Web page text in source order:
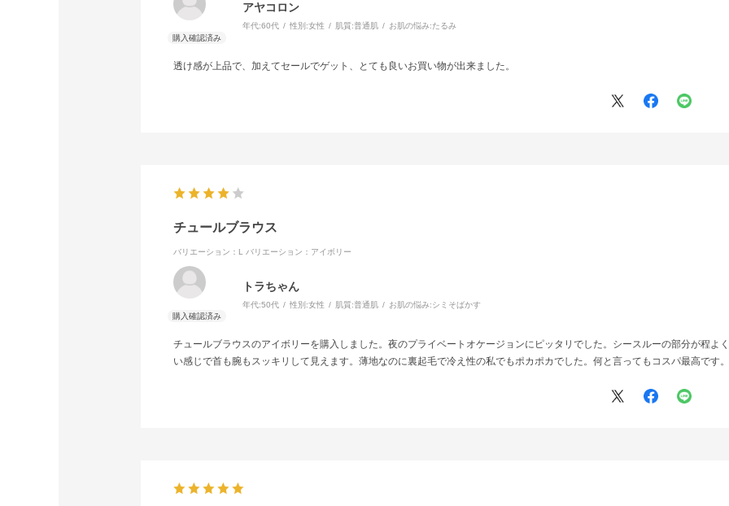
アヤコロン
年代:60代 性別:女性 肌質:普通肌 お肌の悩み:たるみ
透け感が上品で、加えてセールでゲット、とても良いお買い物が出来ました。
チュールブラウス
バリエーション：L バリエーション：アイボリー
トラちゃん
年代:50代 性別:女性 肌質:普通肌 お肌の悩み:シミそばかす
チュールブラウスのアイボリーを購入しました。夜のプライベートオケージョンにピッタリでした。シースルーの部分が程よ
い感じで首も腕もスッキリして見えます。薄地なのに裏起毛で冷え性の私でもポカポカでした。何と言ってもコスパ最高です